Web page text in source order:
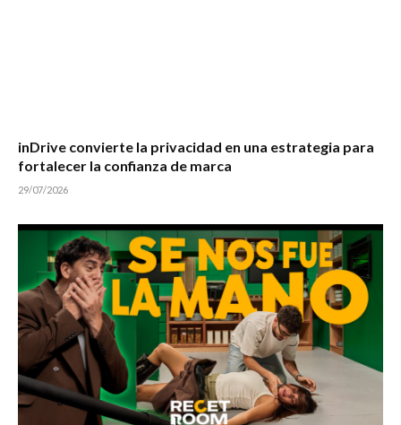
inDrive convierte la privacidad en una estrategia para
fortalecer la confianza de marca
29/07/2026